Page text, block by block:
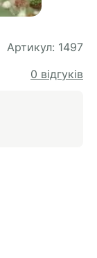
Артикул: 1497
0 відгуків